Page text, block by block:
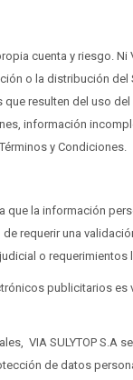
cuenta y riesgo. Ni
o la distribución
resulten del uso
información
y Condiciones.
que la información
requerir una
o requerimientos
publicitarios es
VIA SULYTOP S.A
de datos